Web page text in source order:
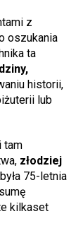
z
oszukania
ta
historii,
lub
tam
złodziej
75-letnia
kilkaset